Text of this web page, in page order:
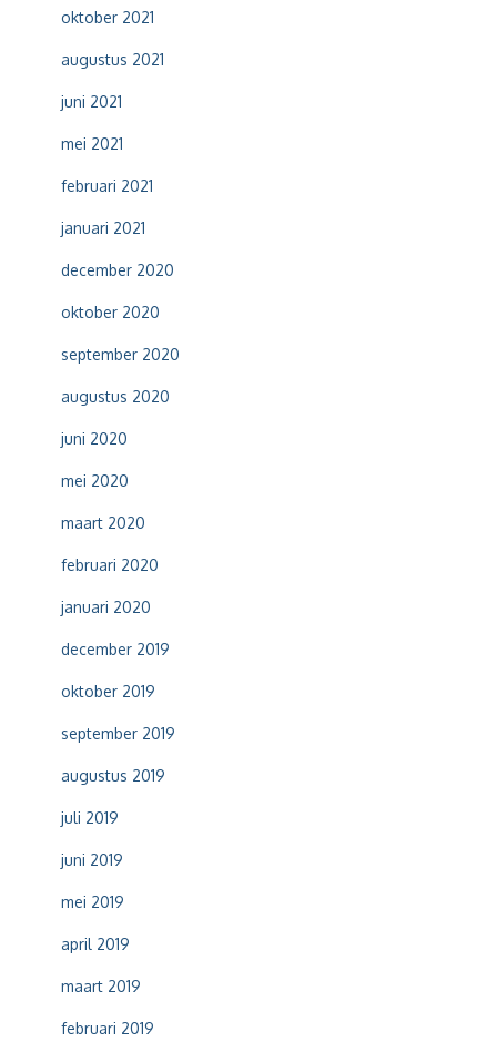
oktober 2021
augustus 2021
juni 2021
mei 2021
februari 2021
januari 2021
december 2020
oktober 2020
september 2020
augustus 2020
juni 2020
mei 2020
maart 2020
februari 2020
januari 2020
december 2019
oktober 2019
september 2019
augustus 2019
juli 2019
juni 2019
mei 2019
april 2019
maart 2019
februari 2019